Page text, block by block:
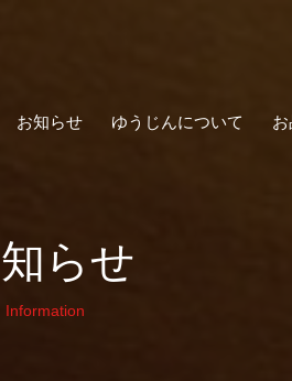
お知らせ ゆうじんについて
らせ
Information